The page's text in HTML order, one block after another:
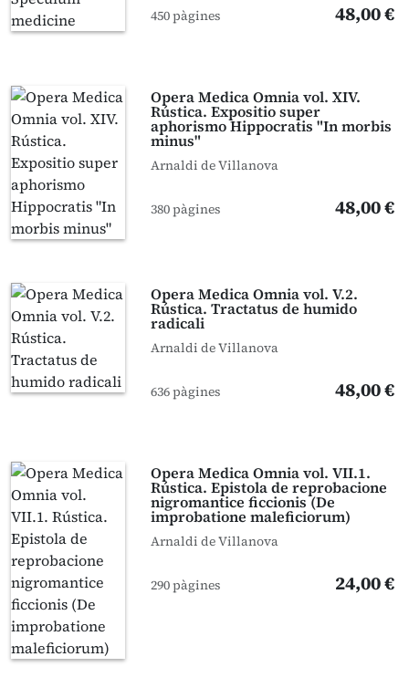
450 pàgines 48,00 €
Opera Medica Omnia vol. XIV.
Rústica. Expositio super
aphorismo Hippocratis "In morbis
minus"
Arnaldi de Villanova
380 pàgines 48,00 €
Opera Medica Omnia vol. V.2.
Rústica. Tractatus de humido
radicali
Arnaldi de Villanova
636 pàgines 48,00 €
Opera Medica Omnia vol. VII.1.
Rústica. Epistola de reprobacione
nigromantice ficcionis (De
improbatione maleficiorum)
Arnaldi de Villanova
290 pàgines 24,00 €